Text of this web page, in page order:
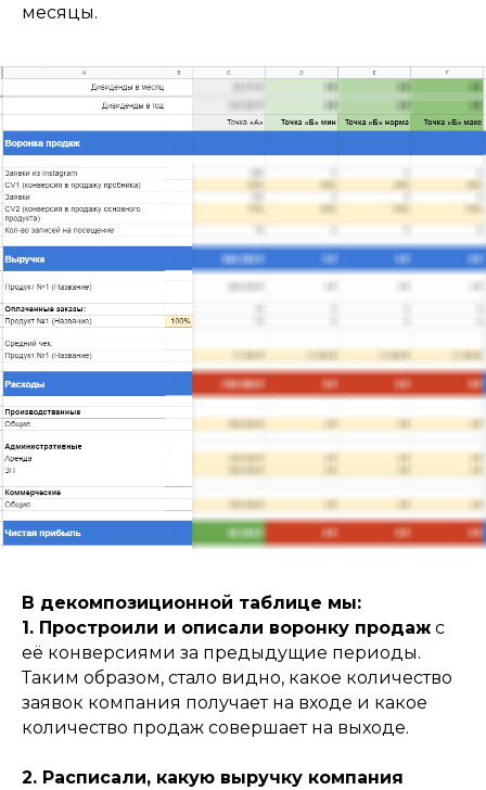
месяцы.
В декомпозиционной таблице мы:
1. Простроили и описали воронку продаж с
её конверсиями за предыдущие периоды.
Таким образом, стало видно, какое количество
заявок компания получает на входе и какое
количество продаж совершает на выходе.
2. Расписали, какую выручку компания